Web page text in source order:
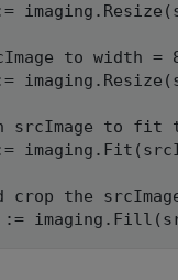
to width =
srcImage to fit
crop the